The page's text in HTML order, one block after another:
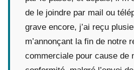
de le joindre par mail ou
grave encore, j’ai reçu
m’annonçant la fin de notre
commerciale pour cause de